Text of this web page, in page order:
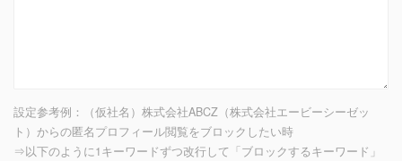
設定参考例：（仮社名）株式会社ABCZ（株式会社エービーシーゼッ
ト）からの匿名プロフィール閲覧をブロックしたい時
⇒以下のように1キーワードずつ改行して「ブロックするキーワード」